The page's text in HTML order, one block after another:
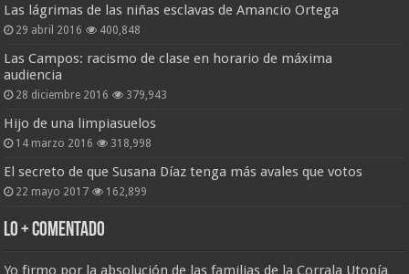
Las lágrimas de las niñas esclavas de Amancio Ortega
29 abril 2016 400,848
Las Campos: racismo de clase en horario de máxima
audiencia
28 diciembre 2016 379,943
Hijo de una limpiasuelos
14 marzo 2016 318,998
El secreto de que Susana Díaz tenga más avales que votos
22 mayo 2017 162,899
Lo + Comentado